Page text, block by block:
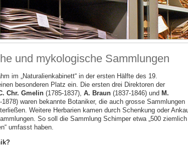
und mykologische Sammlungen
im „Naturalienkabinett“ in der ersten Hälfte des 19.
besonderen Platz ein. Die ersten drei Direktoren der
Chr. Gmelin(1785-1837), A. Braun(1837-1846) und M.
waren bekannte Botaniker, die auch grosse Sammlungen
Weitere Herbarien kamen durch Schenkung oder
So soll die Sammlung Schimper etwa „500 ziemlich
umfasst haben.